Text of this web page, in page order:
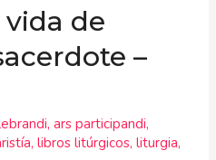
de
–
,ars participandi,
,libros litúrgicos,liturgia,